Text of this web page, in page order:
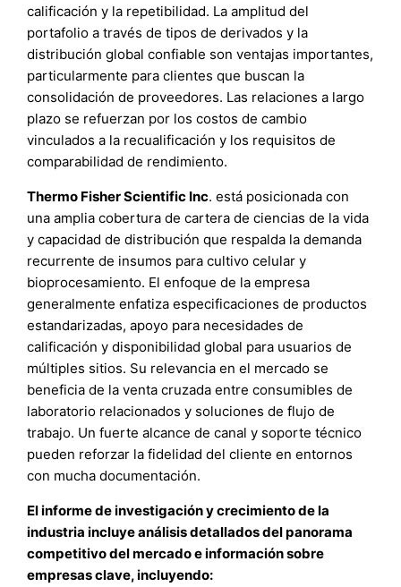
calificación y la repetibilidad. La amplitud del
portafolio a través de tipos de derivados y la
distribución global confiable son ventajas importantes,
particularmente para clientes que buscan la
consolidación de proveedores. Las relaciones a largo
plazo se refuerzan por los costos de cambio
vinculados a la recualificación y los requisitos de
comparabilidad de rendimiento.
Thermo Fisher Scientific Inc. está posicionada con
una amplia cobertura de cartera de ciencias de la vida
y capacidad de distribución que respalda la demanda
recurrente de insumos para cultivo celular y
bioprocesamiento. El enfoque de la empresa
generalmente enfatiza especificaciones de productos
estandarizadas, apoyo para necesidades de
calificación y disponibilidad global para usuarios de
múltiples sitios. Su relevancia en el mercado se
beneficia de la venta cruzada entre consumibles de
laboratorio relacionados y soluciones de flujo de
trabajo. Un fuerte alcance de canal y soporte técnico
pueden reforzar la fidelidad del cliente en entornos
con mucha documentación.
El informe de investigación y crecimiento de la
industria incluye análisis detallados del panorama
competitivo del mercado e información sobre
empresas clave, incluyendo: